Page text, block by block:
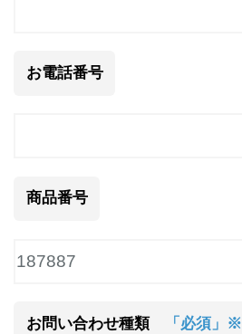
お電話番号
商品番号
お問い合わせ種類 「必須」※